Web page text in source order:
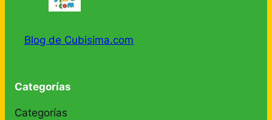
Blog de Cubisima.com
Categorías
Categorías